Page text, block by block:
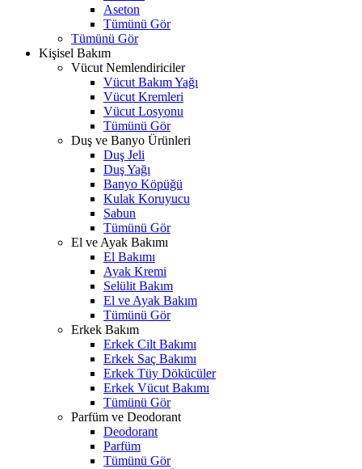
Aseton
Tümünü Gör
Tümünü Gör
Kişisel Bakım
Vücut Nemlendiriciler
Vücut Bakım Yağı
Vücut Kremleri
Vücut Losyonu
Tümünü Gör
Duş ve Banyo Ürünleri
Duş Jeli
Duş Yağı
Banyo Köpüğü
Kulak Koruyucu
Sabun
Tümünü Gör
El ve Ayak Bakımı
El Bakımı
Ayak Kremi
Selülit Bakım
El ve Ayak Bakım
Tümünü Gör
Erkek Bakım
Erkek Cilt Bakımı
Erkek Saç Bakımı
Erkek Tüy Dökücüler
Erkek Vücut Bakımı
Tümünü Gör
Parfüm ve Deodorant
Deodorant
Parfüm
Tümünü Gör